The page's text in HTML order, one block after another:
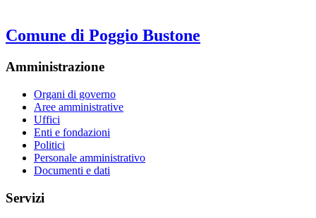
Comune di Poggio Bustone
Amministrazione
Organi di governo
Aree amministrative
Uffici
Enti e fondazioni
Politici
Personale amministrativo
Documenti e dati
Servizi